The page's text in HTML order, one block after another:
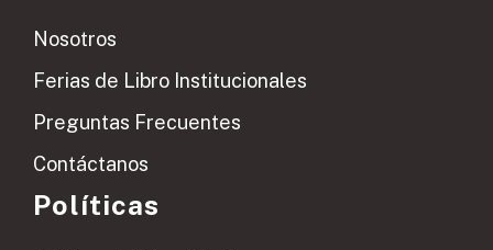
Nosotros
Ferias de Libro Institucionales
Preguntas Frecuentes
Contáctanos
Políticas